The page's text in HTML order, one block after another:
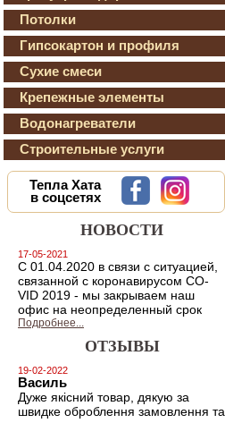
Потолки
Гипсокартон и профиля
Сухие смеси
Крепежные элементы
Водонагреватели
Строительные услуги
Тепла Хата
в соцсетях
НОВОСТИ
17-05-2021
С 01.04.2020 в связи с ситуацией,
связанной с коронавирусом CO-
VID 2019 - мы закрываем наш
офис на неопределенный срок
Подробнее...
ОТЗЫВЫ
19-02-2022
Василь
Дуже якiсний товар, дякую за
швидке оброблення замовлення та